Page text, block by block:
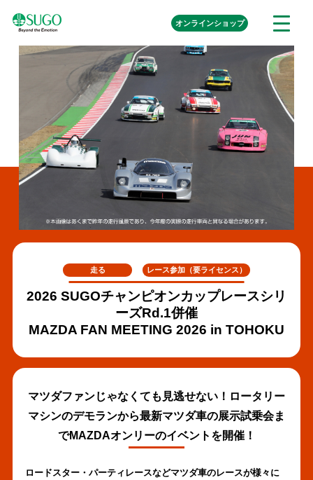
メ
ュ
ー
を
開
く
オンラインショップ外
部
走る レース参加（要ライセンス）
2026 SUGOチャンピオンカップレースシリ
ーズRd.1併催
MAZDA FAN MEETING 2026 in TOHOKU
マツダファンじゃなくても見逃せない！ロータリー
マシンのデモランから最新マツダ車の展示試乗会ま
でMAZDAオンリーのイベントを開催！
ロードスター・パーティレースなどマツダ車のレースが様々に